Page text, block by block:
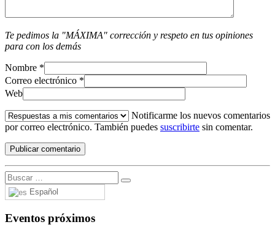
Te pedimos la "MÁXIMA" corrección y respeto en tus opiniones
para con los demás
Nombre *
Correo electrónico *
Web
Notificarme los nuevos comentarios
por correo electrónico. También puedes suscribirte sin comentar.
Español
Eventos próximos